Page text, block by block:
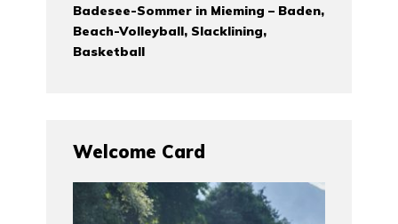
Badesee-Sommer in Mieming – Baden,
Beach-Volleyball, Slacklining,
Basketball
Welcome Card